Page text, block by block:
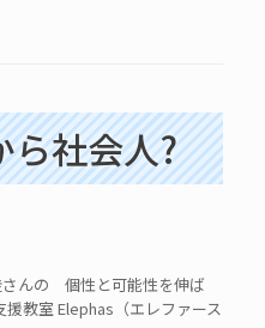
ら社会人?
さんの 個性と可能性を伸ば
教室 Elephas（エレファース